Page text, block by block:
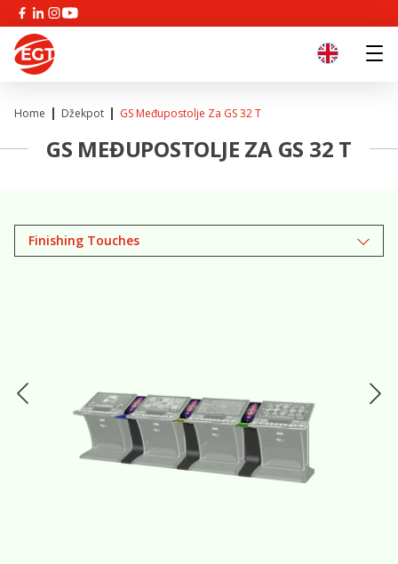
Home Džekpot GS Međupostolje Za GS 32 T
GS MEĐUPOSTOLJE ZA GS 32 T
Finishing Touches